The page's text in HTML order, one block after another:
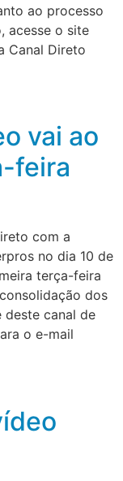
ao processo
acesse o site
Canal Direto
vai ao
feira
com a
no dia 10 de
terça-feira
dos
deste canal de
o e-mail